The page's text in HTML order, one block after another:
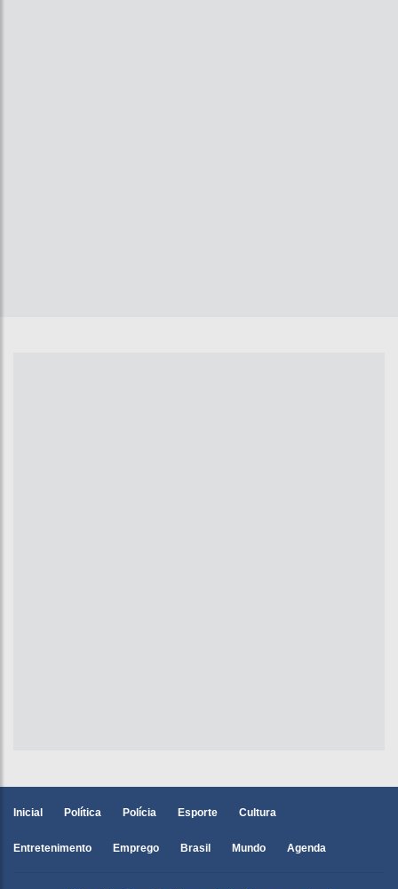
Inicial Política Polícia Esporte Cultura
Entretenimento Emprego Brasil Mundo Agenda